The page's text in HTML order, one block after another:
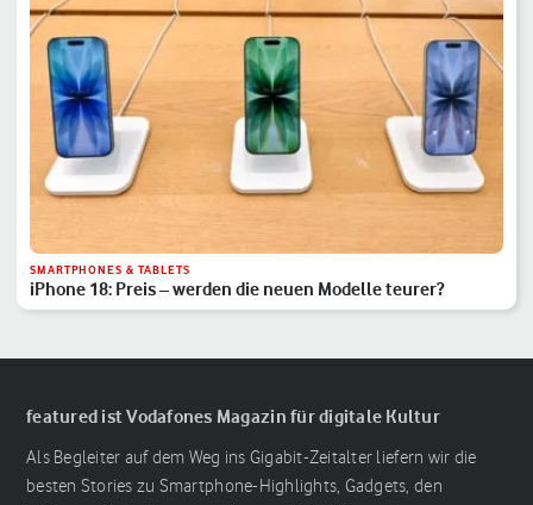
SMARTPHONES & TABLETS
iPhone 18: Preis – werden die neuen Modelle teurer?
featured ist Vodafones Magazin für digitale Kultur
Als Begleiter auf dem Weg ins Gigabit-Zeitalter liefern wir die
besten Stories zu Smartphone-Highlights, Gadgets, den